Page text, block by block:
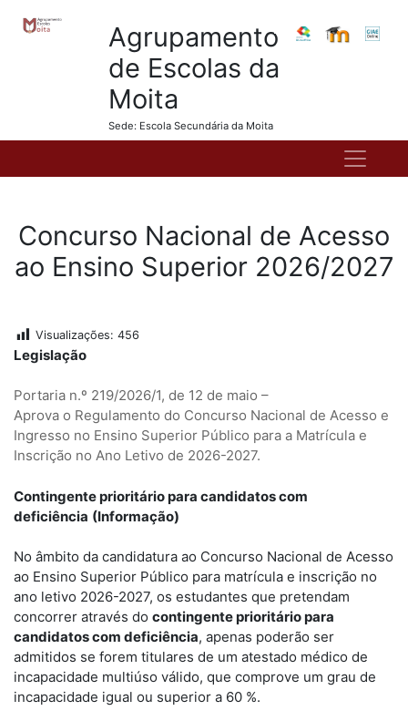
Agrupamento
de Escolas da
Moita
Sede: Escola Secundária da Moita
Concurso Nacional de Acesso
ao Ensino Superior 2026/2027
Visualizações: 456
Legislação
Portaria n.º 219/2026/1, de 12 de maio –
Aprova o Regulamento do Concurso Nacional de Acesso e
Ingresso no Ensino Superior Público para a Matrícula e
Inscrição no Ano Letivo de 2026-2027.
Contingente prioritário para candidatos com
deficiência (Informação)
No âmbito da candidatura ao Concurso Nacional de Acesso
ao Ensino Superior Público para matrícula e inscrição no
ano letivo 2026-2027, os estudantes que pretendam
concorrer através do contingente prioritário para
candidatos com deficiência, apenas poderão ser
admitidos se forem titulares de um atestado médico de
incapacidade multiúso válido, que comprove um grau de
incapacidade igual ou superior a 60 %.